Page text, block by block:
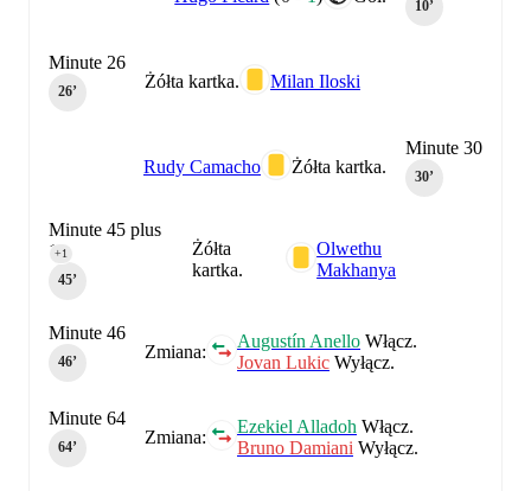
10‎’‎
Żółta kartka. Milan Iloski
Minute 26
26‎’‎
Minute 30
30‎’‎
Żółta kartka.
Rudy Camacho
Żółta
kartka.
Olwethu
Makhanya
Minute 45 plus
1
45‎’‎
+1
Zmiana:
Augustín Anello Włącz.
Jovan Lukic Wyłącz.
Minute 46
46‎’‎
Zmiana:
Ezekiel Alladoh Włącz.
Bruno Damiani Wyłącz.
Minute 64
64‎’‎